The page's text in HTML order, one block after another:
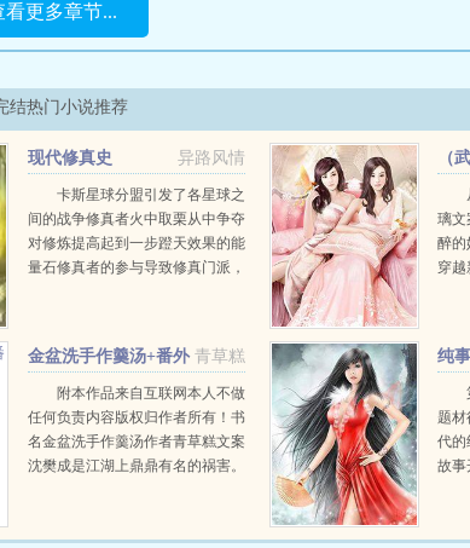
看更多章节...
结热门小说推荐
异路风情
现代修真史
卡斯星球分盟引发了各星球之
间的战争修真者火中取栗从中争夺
对修炼提高起到一步蹬天效果的能
量石修真者的参与导致修真门派，
（
酒
璃文
醉的
穿
毒的
青草糕
金盆洗手作羹汤+番外
附本作品来自互联网本人不做
任何负责内容版权归作者所有！书
名金盆洗手作羹汤作者青草糕文案
沈樊成是江湖上鼎鼎有名的祸害。
挖出背后的...
纯
题
代的
故事
书为